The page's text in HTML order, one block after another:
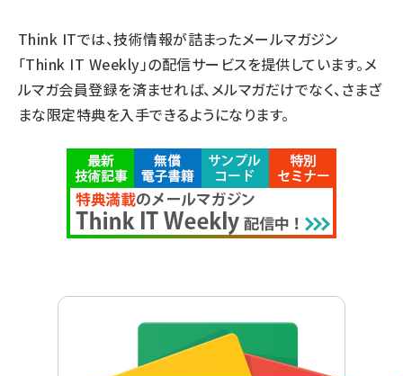
Think ITでは、技術情報が詰まったメールマガジン
「Think IT Weekly」の配信サービスを提供しています。メ
ルマガ会員登録を済ませれば、メルマガだけでなく、さまざ
まな限定特典を入手できるようになります。